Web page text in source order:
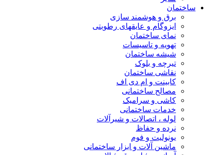
ساختمان
برق و هوشمند سازی
ایزوگام و عایقهای رطوبتی
نمای ساختمان
تهویه و تاسیسات
شیشه ساختمان
تیرچه و بلوک
نقاشی ساختمان
کابینت و ام دی اف
مصالح ساختمانی
کاشی و سرامیک
خدمات ساختمانی
لوله ، اتصالات و شیرآلات
نرده و حفاظ
یونولیت و فوم
ماشین آلات و ابزار ساختمانی